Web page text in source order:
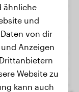
ähnliche
und
von dir
Anzeigen
Website zu
kann auch